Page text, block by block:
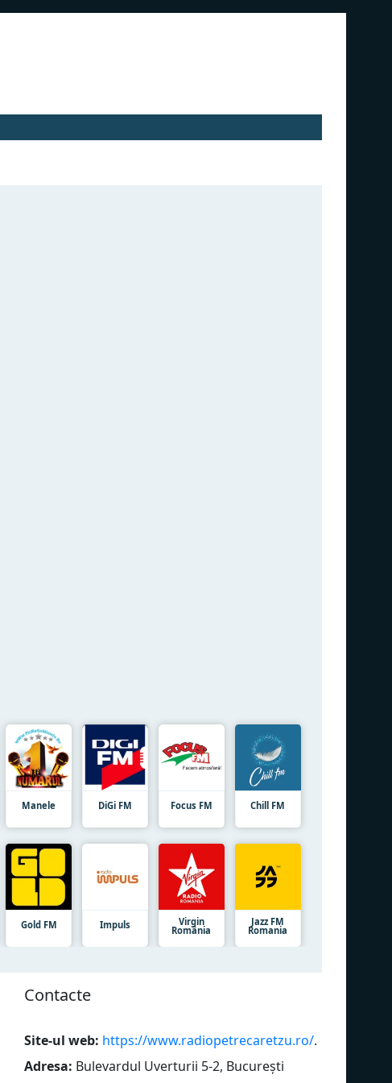
Manele DiGi FM Focus FM Chill FM
Gold FM Impuls Virgin
România
Jazz FM
Romania
Сontacte
Site-ul web: https://www.radiopetrecaretzu.ro/.
Adresa: Bulevardul Uverturii 5-2, București